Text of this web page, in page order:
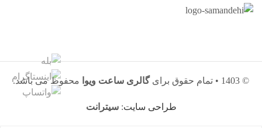
© 1403 • تمام حقوق برای گالری ساعت ویوا محفوظ می باشد.
طراحی سایت:سیترانت